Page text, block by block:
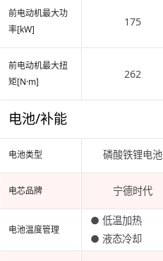
前电动机最大功
率[kW]
前电动机最大扭
矩[N·m]
电池/补能
电池类型
电芯品牌
电池温度管理
175
262
磷酸铁锂电池
宁德时代
● 低温加热
● 液态冷却